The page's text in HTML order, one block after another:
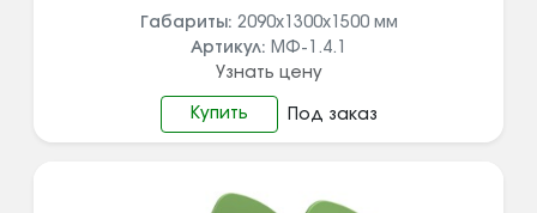
Габариты: 2090х1300х1500 мм
Артикул: МФ-1.4.1
Узнать цену
Купить Под заказ